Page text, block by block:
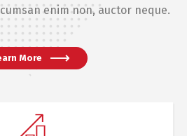
enim non, auctor neque.
More